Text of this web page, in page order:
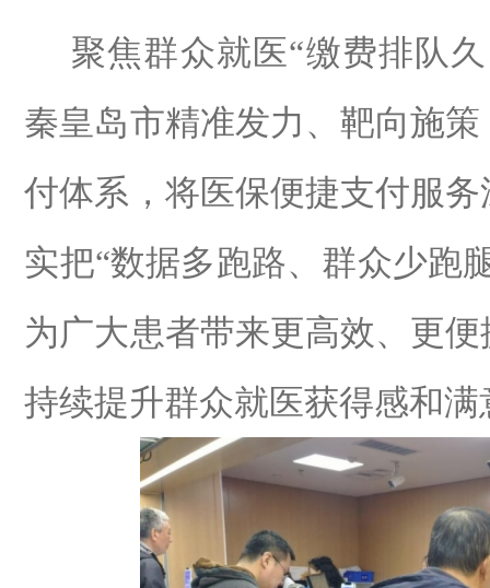
聚焦群众就医“缴费排队
秦皇岛市精准发力、靶向施
付体系，将医保便捷支付服
实把“数据多跑路、群众少跑
为广大患者带来更高效、更
持续提升群众就医获得感和满